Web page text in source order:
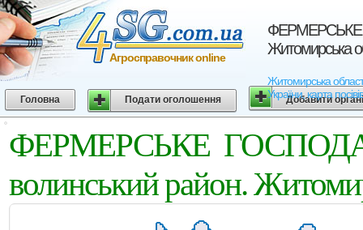
ФЕРМЕРСЬКЕ
Житомирська
Житомирська
України, карта
Агросправочник online
Головна Подати оголошення Добавити
ФЕРМЕРСЬКЕ
волинський район.